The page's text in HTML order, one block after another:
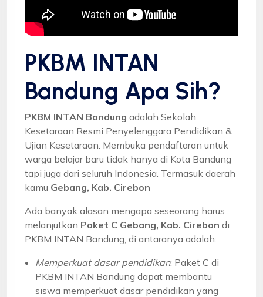
PKBM INTAN
Bandung Apa Sih?
PKBM INTAN Bandung adalah Sekolah
Kesetaraan Resmi Penyelenggara Pendidikan &
Ujian Kesetaraan. Membuka pendaftaran untuk
warga belajar baru tidak hanya di Kota Bandung
tapi juga dari seluruh Indonesia. Termasuk daerah
kamu Gebang, Kab. Cirebon
Ada banyak alasan mengapa seseorang harus
melanjutkan Paket C Gebang, Kab. Cirebon di
PKBM INTAN Bandung, di antaranya adalah:
Memperkuat dasar pendidikan: Paket C di
PKBM INTAN Bandung dapat membantu
siswa memperkuat dasar pendidikan yang